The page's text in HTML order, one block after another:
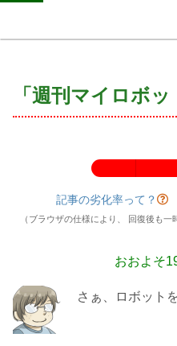
「週刊マイロボ
記事の劣化率って？
（ブラウザの仕様により、 回復後も一
おおよそ
さぁ、ロボット